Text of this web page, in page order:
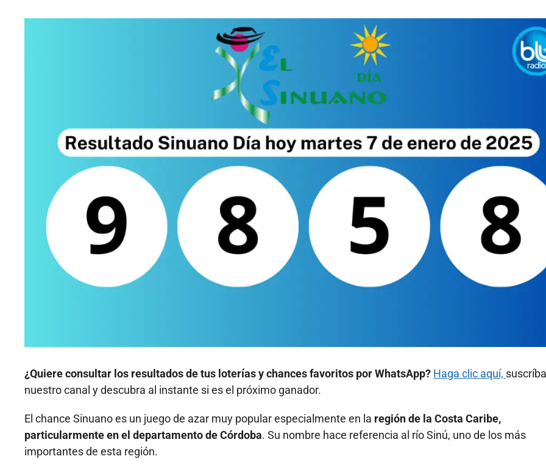
¿Quiere consultar los resultados de tus loterías y chances favoritos por WhatsApp? Haga clic aquí,
nuestro canal y descubra al instante si es el próximo ganador.
El chance Sinuano es un juego de azar muy popular especialmente en la región de la Costa Caribe,
particularmente en el departamento de Córdoba. Su nombre hace referencia al río Sinú, uno de los más
importantes de esta región.